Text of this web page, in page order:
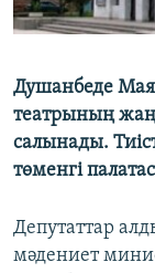
Душанбеде
театрының
салынады.
төменгі
Депутаттар
мәдениет